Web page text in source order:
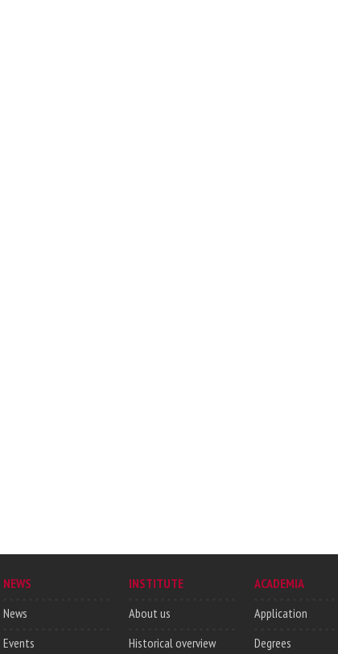
NEWS
News
Events
INSTITUTE
About us
Historical overview
ACADEMIA
Application
Degrees